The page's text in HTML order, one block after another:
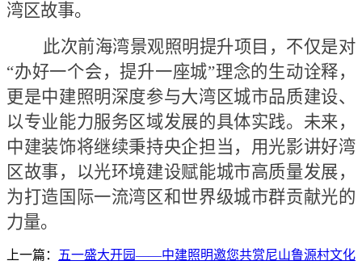
湾区故事。
此次前海湾景观照明提升项目，不仅是对
“办好一个会，提升一座城”理念的生动诠释，
更是中建照明深度参与大湾区城市品质建设、
以专业能力服务区域发展的具体实践。未来，
中建装饰将继续秉持央企担当，用光影讲好湾
区故事，以光环境建设赋能城市高质量发展，
为打造国际一流湾区和世界级城市群贡献光的
力量。
上一篇：
五一盛大开园——中建照明邀您共赏尼山鲁源村文化